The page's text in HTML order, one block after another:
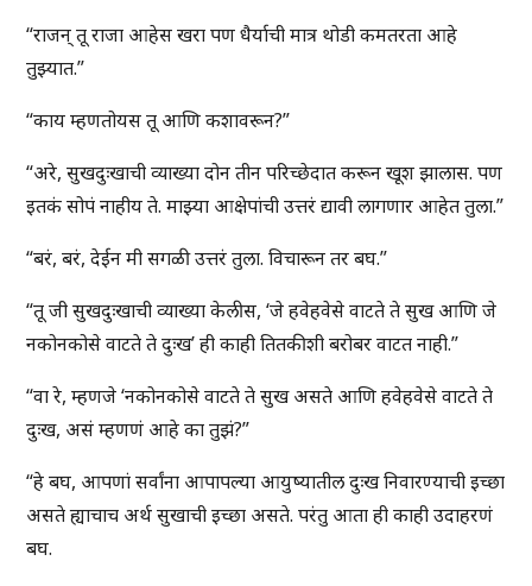
“राजन् तू राजा आहेस खरा पण धैर्याची मात्र थोडी कमतरता आहे
तुझ्यात.”
“काय म्हणतोयस तू आणि कशावरून?”
“अरे, सुखदुःखाची व्याख्या दोन तीन परिच्छेदात करून खूश झालास. पण
इतकं सोपं नाहीय ते. माझ्या आक्षेपांची उत्तरं द्यावी लागणार आहेत तुला.”
“बरं, बरं, देईन मी सगळी उत्तरं तुला. विचारून तर बघ.”
“तू जी सुखदुःखाची व्याख्या केलीस, ‘जे हवेहवेसे वाटते ते सुख आणि जे
नकोनकोसे वाटते ते दुःख’ ही काही तितकीशी बरोबर वाटत नाही.”
“वा रे, म्हणजे ‘नकोनकोसे वाटते ते सुख असते आणि हवेहवेसे वाटते ते
दुःख, असं म्हणणं आहे का तुझं?”
“हे बघ, आपणां सर्वांना आपापल्या आयुष्यातील दुःख निवारण्याची इच्छा
असते ह्याचाच अर्थ सुखाची इच्छा असते. परंतु आता ही काही उदाहरणं
बघ.